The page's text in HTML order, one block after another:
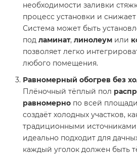
необходимости заливки
процесс установки и
Система может быть
под ламинат, линолеум или
позволяет легко
любого помещения.
Равномерный обогрев без
Плёночный тёплый пол
равномерно по всей
создаёт холодных участков,
традиционными источниками
идеально подходит для
каждый уголок должен быть